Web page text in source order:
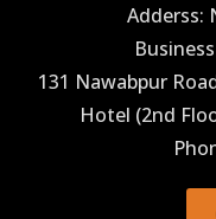
Adderss:
131 Nawabpur
Hotel (2nd